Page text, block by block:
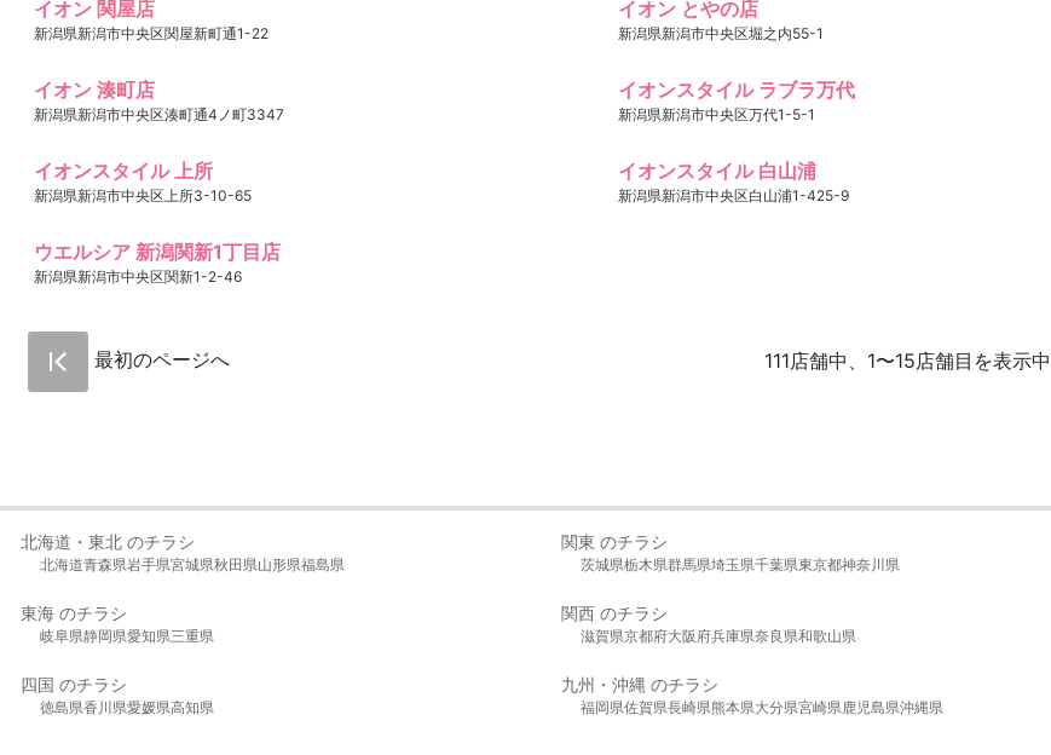
イオン 関屋店
新潟県新潟市中央区関屋新町通1-22
イオン とやの店
新潟県新潟市中央区堀之内55-1
イオン 湊町店
新潟県新潟市中央区湊町通4ノ町3347
イオンスタイル ラブラ万代
新潟県新潟市中央区万代1-5-1
イオンスタイル 上所
新潟県新潟市中央区上所3-10-65
イオンスタイル 白山浦
新潟県新潟市中央区白山浦1-425-9
ウエルシア 新潟関新1丁目店
新潟県新潟市中央区関新1-2-46
最初のページへ 111店舗中、1〜15店舗目を表示中
北海道・東北 のチラシ
北海道青森県岩手県宮城県秋田県山形県福島県
関東 のチラシ
茨城県栃木県群馬県埼玉県千葉県東京都神奈川県
東海 のチラシ
岐阜県静岡県愛知県三重県
関西 のチラシ
滋賀県京都府大阪府兵庫県奈良県和歌山県
四国 のチラシ
徳島県香川県愛媛県高知県
九州・沖縄 のチラシ
福岡県佐賀県長崎県熊本県大分県宮崎県鹿児島県沖縄県